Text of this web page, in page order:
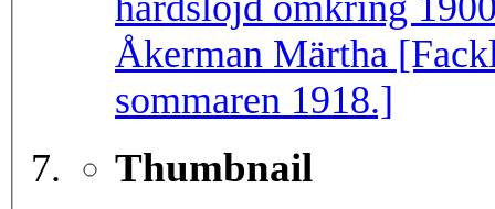
Åkerman Märtha
sommaren 1918.]
Thumbnail